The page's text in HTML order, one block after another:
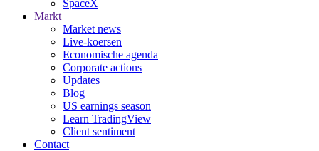
SpaceX
Markt
Market news
Live-koersen
Economische agenda
Corporate actions
Updates
Blog
US earnings season
Learn TradingView
Client sentiment
Contact